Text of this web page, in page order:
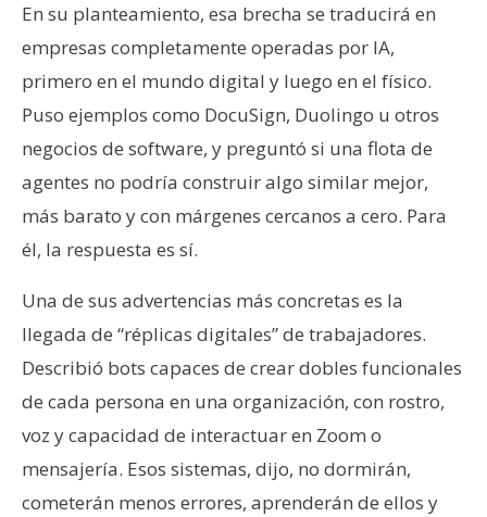
En su planteamiento, esa brecha se traducirá en
empresas completamente operadas por IA,
primero en el mundo digital y luego en el físico.
Puso ejemplos como DocuSign, Duolingo u otros
negocios de software, y preguntó si una flota de
agentes no podría construir algo similar mejor,
más barato y con márgenes cercanos a cero. Para
él, la respuesta es sí.
Una de sus advertencias más concretas es la
llegada de “réplicas digitales” de trabajadores.
Describió bots capaces de crear dobles funcionales
de cada persona en una organización, con rostro,
voz y capacidad de interactuar en Zoom o
mensajería. Esos sistemas, dijo, no dormirán,
cometerán menos errores, aprenderán de ellos y